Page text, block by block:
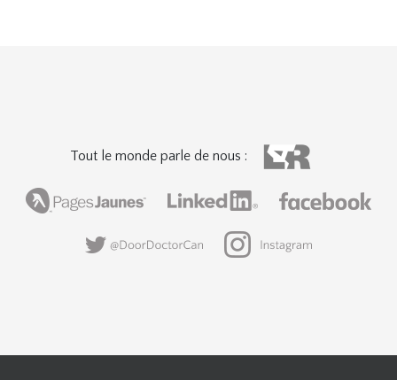
Tout le monde parle de nous :